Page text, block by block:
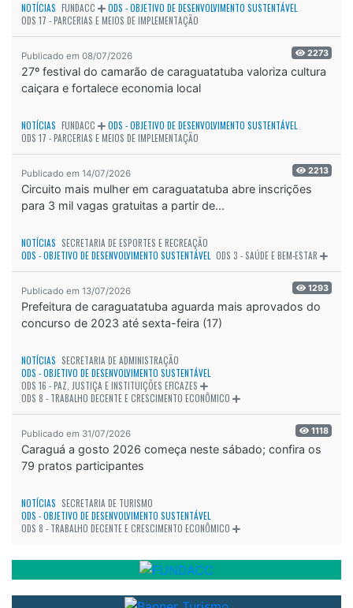
NOTÍCIAS FUNDACC
ODS - OBJETIVO DE DESENVOLVIMENTO SUSTENTÁVEL
ODS 17 - PARCERIAS E MEIOS DE IMPLEMENTAÇÃO
Publicado em 08/07/2026 2273
27º festival do camarão de caraguatatuba valoriza cultura
caiçara e fortalece economia local
NOTÍCIAS FUNDACC
ODS - OBJETIVO DE DESENVOLVIMENTO SUSTENTÁVEL
ODS 17 - PARCERIAS E MEIOS DE IMPLEMENTAÇÃO
Publicado em 14/07/2026 2213
Circuito mais mulher em caraguatatuba abre inscrições
para 3 mil vagas gratuitas a partir de...
NOTÍCIAS SECRETARIA DE ESPORTES E RECREAÇÃO
ODS - OBJETIVO DE DESENVOLVIMENTO SUSTENTÁVEL ODS 3 - SAÚDE E BEM-ESTAR
Publicado em 13/07/2026 1293
Prefeitura de caraguatatuba aguarda mais aprovados do
concurso de 2023 até sexta-feira (17)
NOTÍCIAS SECRETARIA DE ADMINISTRAÇÃO
ODS - OBJETIVO DE DESENVOLVIMENTO SUSTENTÁVEL
ODS 16 - PAZ, JUSTIÇA E INSTITUIÇÕES EFICAZES
ODS 8 - TRABALHO DECENTE E CRESCIMENTO ECONÔMICO
Publicado em 31/07/2026 1118
Caraguá a gosto 2026 começa neste sábado; confira os
79 pratos participantes
NOTÍCIAS SECRETARIA DE TURISMO
ODS - OBJETIVO DE DESENVOLVIMENTO SUSTENTÁVEL
ODS 8 - TRABALHO DECENTE E CRESCIMENTO ECONÔMICO